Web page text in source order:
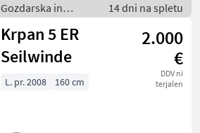
Gozdarska in
lesarska
mehanizacija /
Okopalnik -
sekalnik
14 dni na spletu
Krpan 5 ER
Seilwinde
2.000
€
DDV ni
terjalen
L. pr. 2008 160 cm